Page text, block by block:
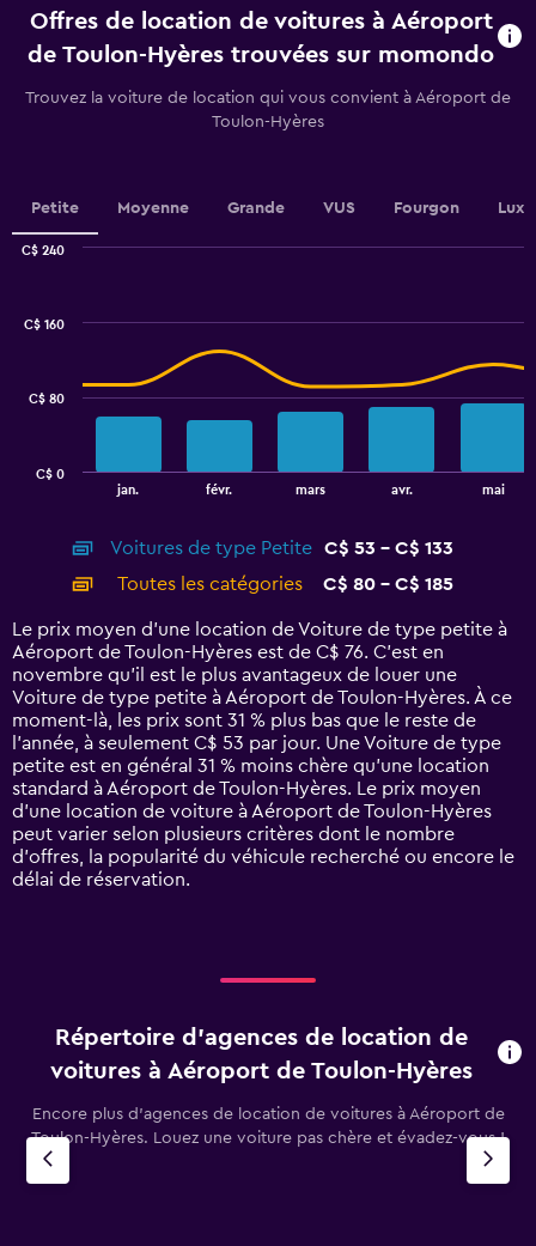
location.
Range:
91
categories.
Y
displaying
48
Offres de location de voitures à Aéroport
de Toulon-Hyères trouvées sur momondo
Trouvez la voiture de location qui vous convient à Aéroport de
Toulon-Hyères
Petite Moyenne Grande VUS Fourgon Luxe
displaying
categories.
14
categories.
The
chart
has
1
Y
axis
displaying
values.
Range:
0
to
jan. févr. mars avr. mai
C$ 0
C$ 80
C$ 160
C$ 240
Voitures de type Petite
C$ 53 - C$ 133
Toutes les catégories
C$ 80 - C$ 185
Le prix moyen d’une location de Voiture de type petite à
Aéroport de Toulon-Hyères est de C$ 76. C’est en
novembre qu'il est le plus avantageux de louer une
Voiture de type petite à Aéroport de Toulon-Hyères. À ce
moment-là, les prix sont 31 % plus bas que le reste de
l’année, à seulement C$ 53 par jour. Une Voiture de type
petite est en général 31 % moins chère qu'une location
standard à Aéroport de Toulon-Hyères. Le prix moyen
d’une location de voiture à Aéroport de Toulon-Hyères
peut varier selon plusieurs critères dont le nombre
d’offres, la popularité du véhicule recherché ou encore le
délai de réservation.
Répertoire d’agences de location de
voitures à Aéroport de Toulon-Hyères
Encore plus d’agences de location de voitures à Aéroport de
Toulon-Hyères. Louez une voiture pas chère et évadez-vous !